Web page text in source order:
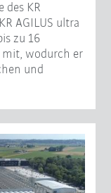
des KR
AGILUS ultra
zu 16
mit, wodurch er
und